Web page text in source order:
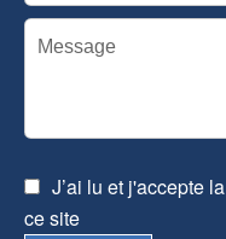
J’ai lu et j'accepte la
ce site